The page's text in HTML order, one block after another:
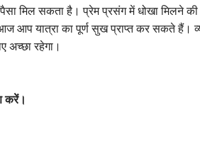
मिल सकता है। प्रेम प्रसंग में धोखा मिलने की
आज आप यात्रा का पूर्ण सुख प्राप्त कर सकते हैं।
रहेगा।
करें।